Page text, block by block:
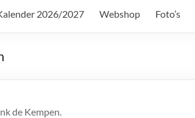
2026/2027 Webshop Foto’s
de Kempen.